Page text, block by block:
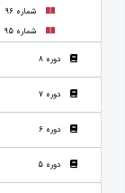
شماره 96
شماره 95
دوره 8
دوره 7
دوره 6
دوره 5